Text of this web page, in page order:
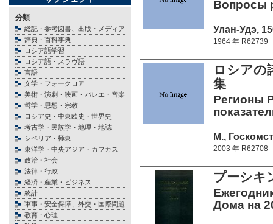
分類
総記・参考図書、出版・メディア
辞典・百科事典
ロシア語学習
ロシア語・スラヴ語
言語
文学・フォークロア
美術・演劇・映画・バレエ・音楽
哲学・思想・宗教
ロシア史・中東欧史・世界史
考古学・民族学・地理・地誌
シベリア・極東
東洋学・中央アジア・カフカス
政治・社会
法律・行政
経済・産業・ビジネス
統計
軍事・安全保障、外交・国際問題
教育・心理
Вопросы
Улан-Удэ,
1964 年 R62739
ロシア
集
Регионы
М.,
2003 年 R62708
プーシキ
Дома на